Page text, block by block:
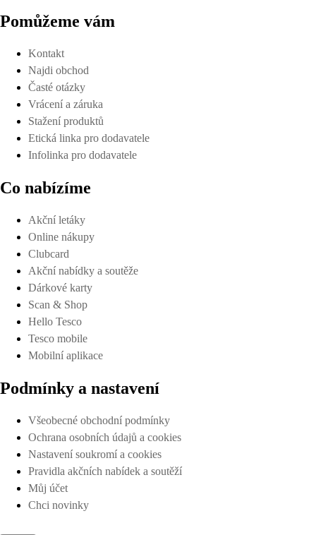
Pomůžeme vám
Kontakt
Najdi obchod
Časté otázky
Vrácení a záruka
Stažení produktů
Etická linka pro dodavatele
Infolinka pro dodavatele
Co nabízíme
Akční letáky
Online nákupy
Clubcard
Akční nabídky a soutěže
Dárkové karty
Scan & Shop
Hello Tesco
Tesco mobile
Mobilní aplikace
Podmínky a nastavení
Všeobecné obchodní podmínky
Ochrana osobních údajů a cookies
Nastavení soukromí a cookies
Pravidla akčních nabídek a soutěží
Můj účet
Chci novinky